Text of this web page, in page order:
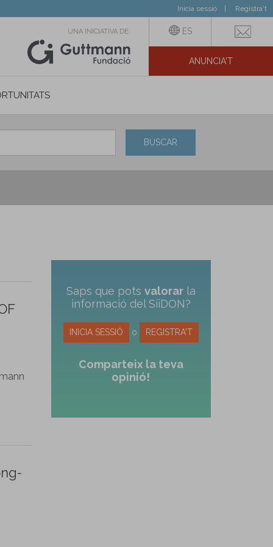
Inicia sessió Registra't
UNA INICIATIVA DE: ES
ANUNCIA'T
BUSCAR
Saps que pots valorarla
informació del SiiDON?
INICIA SESSIÓ o REGISTRA'T
Comparteix la teva
opinió!